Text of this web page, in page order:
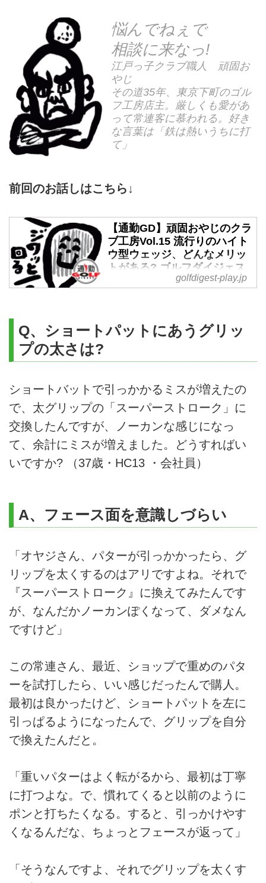
悩んでねぇで
相談に来なっ!
江戸っ子クラブ職人 頑固お
やじ
その道35年、東京下町のゴル
フ工房店主。厳しくも愛があ
って常連客に慕われる。好き
な言葉は「鉄は熱いうちに打
て」
前回のお話しはこちら↓
【通勤GD】頑固おやじのクラ
ブ工房Vol.15 流行りのハイト
ウ型ウェッジ、どんなメリッ
トがある? ゴルフダイジェス
トWEB - ゴルフへ行こう
る、最近流行の『ハイトウ』型ウ
ェッジ。オヤジさんのウェッジ論
golfdigest-play.jp
Q、ショートパットにあうグリッ
プの太さは?
ショートバットで引っかかるミスが増えたの
で、太グリップの「スーパーストローク」に
交換したんですが、ノーカンな感じになっ
て、余計にミスが増えました。どうすればい
いですか? （37歳・HC13 ・会社員）
A、フェース面を意識しづらい
「オヤジさん、パターが引っかかったら、グ
リップを太くするのはアリですよね。それで
『スーパーストローク』に換えてみたんです
が、なんだかノーカンぽくなって、ダメなん
ですけど」
この常連さん、最近、ショップで重めのパタ
ーを試打したら、いい感じだったんで購人。
最初は良かったけど、ショートパットを左に
引っぱるようになったんで、グリップを自分
で換えたんだと。
「重いパターはよく転がるから、最初は丁寧
に打つよな。で、慣れてくると以前のように
ポンと打ちたくなる。すると、引っかけやす
くなるんだな、ちょっとフェースが返って」
「そうなんですよ、それでグリップを太くす